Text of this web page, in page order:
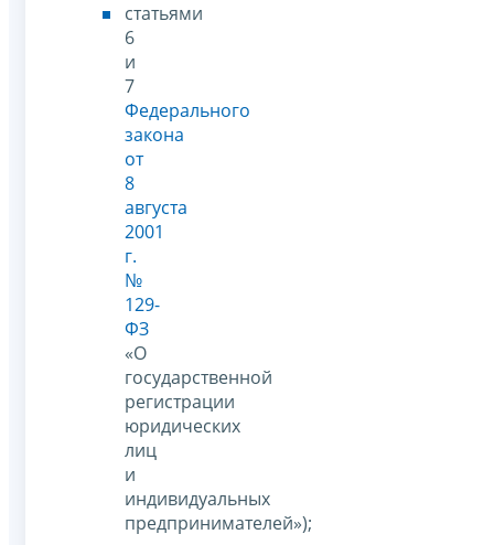
статьями
6
и
7
Федерального
закона
от
8
августа
2001
г.
№
129-
ФЗ
«О
государственной
регистрации
юридических
лиц
и
индивидуальных
предпринимателей»);